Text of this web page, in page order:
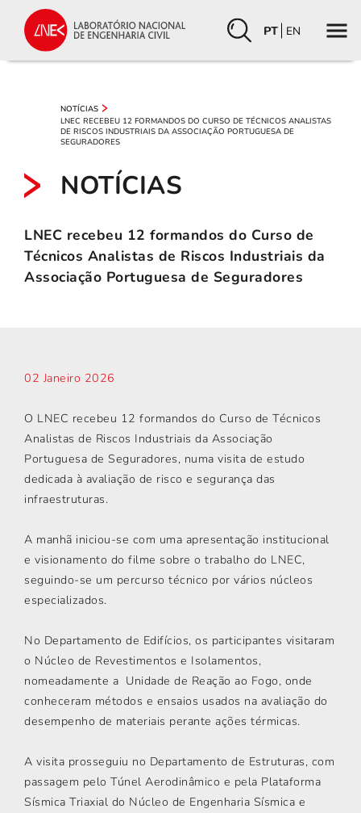
PT EN
NOTÍCIAS
LNEC RECEBEU 12 FORMANDOS DO CURSO DE TÉCNICOS ANALISTAS
DE RISCOS INDUSTRIAIS DA ASSOCIAÇÃO PORTUGUESA DE
SEGURADORES
NOTÍCIAS
LNEC recebeu 12 formandos do Curso de
Técnicos Analistas de Riscos Industriais da
Associação Portuguesa de Seguradores
02 Janeiro 2026
O LNEC recebeu 12 formandos do Curso de Técnicos
Analistas de Riscos Industriais da Associação
Portuguesa de Seguradores, numa visita de estudo
dedicada à avaliação de risco e segurança das
infraestruturas.
A manhã iniciou-se com uma apresentação institucional
e visionamento do filme sobre o trabalho do LNEC,
seguindo-se um percurso técnico por vários núcleos
especializados.
No Departamento de Edifícios, os participantes visitaram
o Núcleo de Revestimentos e Isolamentos,
nomeadamente a Unidade de Reação ao Fogo, onde
conheceram métodos e ensaios usados na avaliação do
desempenho de materiais perante ações térmicas.
A visita prosseguiu no Departamento de Estruturas, com
passagem pelo Túnel Aerodinâmico e pela Plataforma
Sísmica Triaxial do Núcleo de Engenharia Sísmica e